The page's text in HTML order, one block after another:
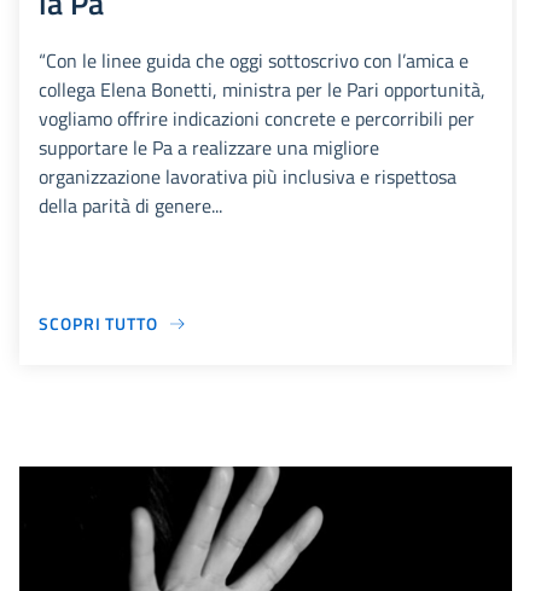
“Con le linee guida che oggi sottoscrivo con l’amica e
collega Elena Bonetti, ministra per le Pari opportunità,
vogliamo offrire indicazioni concrete e percorribili per
supportare le Pa a realizzare una migliore
organizzazione lavorativa più inclusiva e rispettosa
della parità di genere...
SCOPRI TUTTO